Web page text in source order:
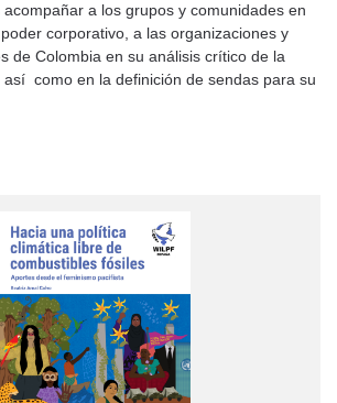
a los grupos y comunidades en
corporativo, a las organizaciones y
de Colombia en su análisis crítico de la
como en la definición de sendas para su